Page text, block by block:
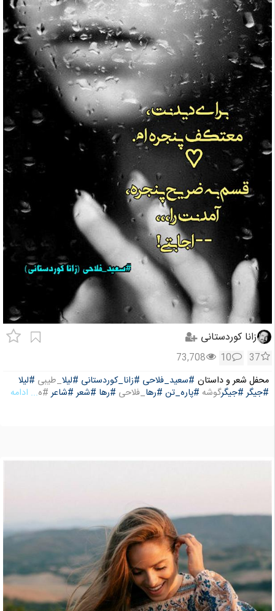
زانا کوردستانی
37
10
73,708
محفل شعر و داستان #سعید_فلاحی #زانا_کوردستانی #لیلا_طیبی #لیلا
#جیگر #جیگرگوشه #پاره_تن #رها_فلاحی #رها #شعر #شاعر#ه... ادامه